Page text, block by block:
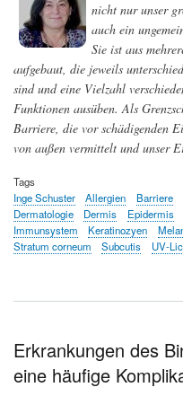
nicht nur unser
auch ein
Sie ist aus
aufgebaut, die jeweils
sind und eine Vielzahl
Funktionen ausüben. Als
Barriere, die vor schädigenden
von außen vermittelt und unser
Tags
Inge Schuster
Allergien Barriere
Dermatologie
Dermis Epidermis
Immunsystem
Keratinozyen
Stratum corneum
Subcutis UV-
Erkrankungen des
eine häufige